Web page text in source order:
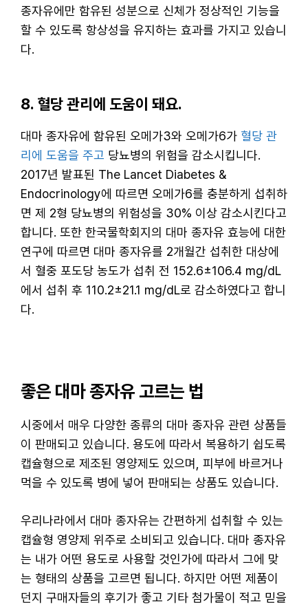
종자유에만 함유된 성분으로 신체가 정상적인 기능을
할 수 있도록 항상성을 유지하는 효과를 가지고 있습니
다.
8. 혈당 관리에 도움이 돼요.
대마 종자유에 함유된 오메가3와 오메가6가 혈당 관
리에 도움을 주고 당뇨병의 위험을 감소시킵니다.
2017년 발표된 The Lancet Diabetes &
Endocrinology에 따르면 오메가6를 충분하게 섭취하
면 제 2형 당뇨병의 위험성을 30% 이상 감소시킨다고
합니다. 또한 한국물학회지의 대마 종자유 효능에 대한
연구에 따르면 대마 종자유를 2개월간 섭취한 대상에
서 혈중 포도당 농도가 섭취 전 152.6±106.4 mg/dL
에서 섭취 후 110.2±21.1 mg/dL로 감소하였다고 합니
다.
좋은 대마 종자유 고르는 법
시중에서 매우 다양한 종류의 대마 종자유 관련 상품들
이 판매되고 있습니다. 용도에 따라서 복용하기 쉽도록
캡슐형으로 제조된 영양제도 있으며, 피부에 바르거나
먹을 수 있도록 병에 넣어 판매되는 상품도 있습니다.
우리나라에서 대마 종자유는 간편하게 섭취할 수 있는
캡슐형 영양제 위주로 소비되고 있습니다. 대마 종자유
는 내가 어떤 용도로 사용할 것인가에 따라서 그에 맞
는 형태의 상품을 고르면 됩니다. 하지만 어떤 제품이
던지 구매자들의 후기가 좋고 기타 첨가물이 적고 믿을